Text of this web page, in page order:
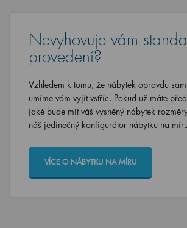
Nevyhovuje vám
provedení?
Vzhledem k tomu, že nábytek opravdu
umíme vám vyjít vstříc. Pokud už máte
jaké bude mít váš vysněný nábytek
náš jedinečný konfigurátor nábytku na
VÍCE O NÁBYTKU NA MÍRU